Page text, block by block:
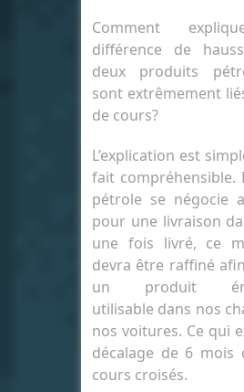
Comment
différence de
deux produits
sont extrêmement
de cours?
L’explication est
fait compréhensible.
pétrole se négocie
pour une livraison
une fois livré, ce
devra être raffiné
un produit
utilisable dans nos
nos voitures. Ce qui
décalage de 6 mois
cours croisés.